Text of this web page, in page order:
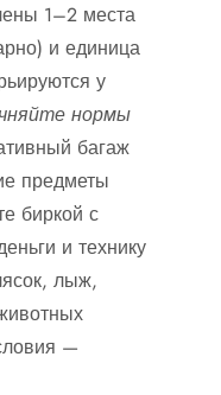
1–2 места
и единица
у
нормы
багаж
предметы
биркой с
и технику
лыж,
—